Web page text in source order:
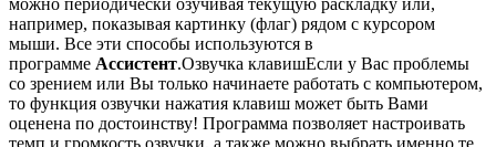
можно периодически озучивая текущую раскладку или,
например, показывая картинку (флаг) рядом с курсором
мыши. Все эти способы используются в
программе Ассистент.Озвучка клавишЕсли у Вас проблемы
со зрением или Вы только начинаете работать с компьютером,
то функция озвучки нажатия клавиш может быть Вами
оценена по достоинству! Программа позволяет настроивать